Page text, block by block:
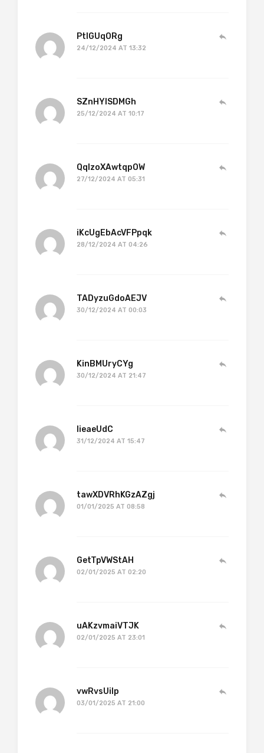
PtIGUqORg
24/12/2024 AT 13:32
SZnHYlSDMGh
25/12/2024 AT 10:17
QqlzoXAwtqpOW
27/12/2024 AT 05:31
iKcUgEbAcVFPpqk
28/12/2024 AT 04:26
TADyzuGdoAEJV
30/12/2024 AT 00:03
KinBMUryCYg
30/12/2024 AT 21:47
lieaeUdC
31/12/2024 AT 15:47
tawXDVRhKGzAZgj
01/01/2025 AT 08:58
GetTpVWStAH
02/01/2025 AT 02:20
uAKzvmaiVTJK
02/01/2025 AT 23:01
vwRvsUiIp
03/01/2025 AT 21:00